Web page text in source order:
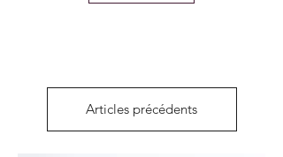
Articles précédents